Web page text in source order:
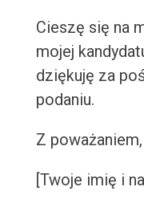
Cieszę się na
mojej
dziękuję za
podaniu.
Z poważaniem,
[Twoje imię i